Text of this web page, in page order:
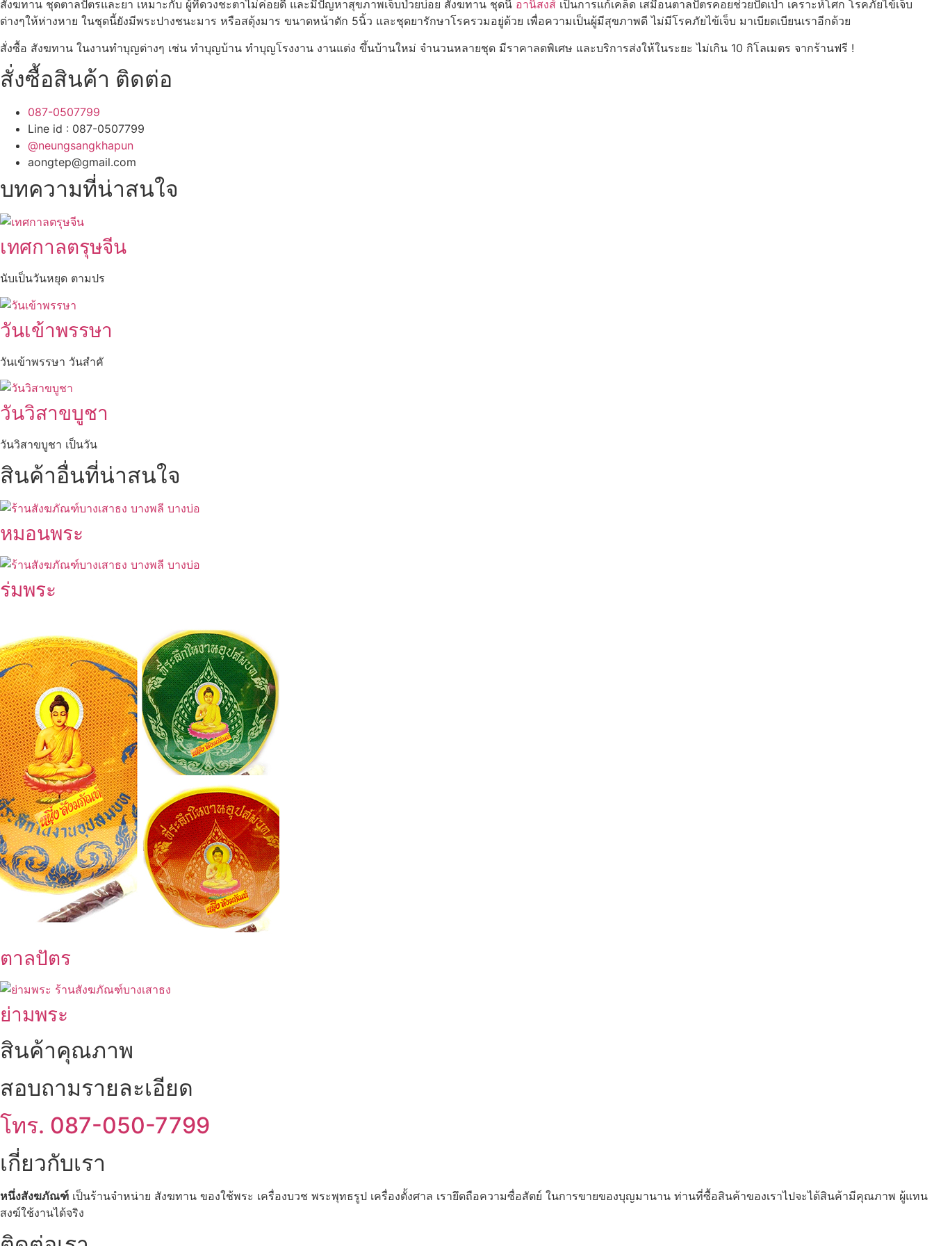
สังฆทาน ชุดตาลปัตรและยา เหมาะกับ ผู้ที่ดวงชะตาไม่ค่อยดี และมีปัญหาสุขภาพเจ็บป่วยบ่อย สังฆทาน ชุดนี้ อานิสงส์ เป็นการแก้เคล็ด เสมือนตาลปัตรคอยช่วยปัดเป่า เคราะห์โศก โรคภัยไข้เจ็บ
ต่างๆให้ห่างหาย ในชุดนี้ยังมีพระปางชนะมาร หรือสดุ้งมาร ขนาดหน้าตัก 5นิ้ว และชุดยารักษาโรครวมอยู่ด้วย เพื่อความเป็นผู้มีสุขภาพดี ไม่มีโรคภัยไข้เจ็บ มาเบียดเบียนเราอีกด้วย
สั่งซื้อ สังฆทาน ในงานทำบุญต่างๆ เช่น ทำบุญบ้าน ทำบุญโรงงาน งานแต่ง ขึ้นบ้านใหม่ จำนวนหลายชุด มีราคาลดพิเศษ และบริการส่งให้ในระยะ ไม่เกิน 10 กิโลเมตร จากร้านฟรี !
สั่งซื้อสินค้า ติดต่อ
087-0507799
Line id : 087-0507799
@neungsangkhapun
aongtep@gmail.com
บทความที่น่าสนใจ
เทศกาลตรุษจีน
นับเป็นวันหยุด ตามปร
วันเข้าพรรษา
วันเข้าพรรษา วันสำคั
วันวิสาขบูชา
วันวิสาขบูชา เป็นวัน
สินค้าอื่นที่น่าสนใจ
หมอนพระ
ร่มพระ
ตาลปัตร
ย่ามพระ
สินค้าคุณภาพ
สอบถามรายละเอียด
โทร. 087-050-7799
เกี่ยวกับเรา
หนึ่งสังฆภัณฑ์ เป็นร้านจำหน่าย สังฆทาน ของใช้พระ เครื่องบวช พระพุทธรูป เครื่องตั้งศาล เรายึดถือความซื่อสัตย์ ในการขายของบุญมานาน ท่านที่ซื้อสินค้าของเราไปจะได้สินค้ามีคุณภาพ ผู้แทน
สงฆ์ใช้งานได้จริง